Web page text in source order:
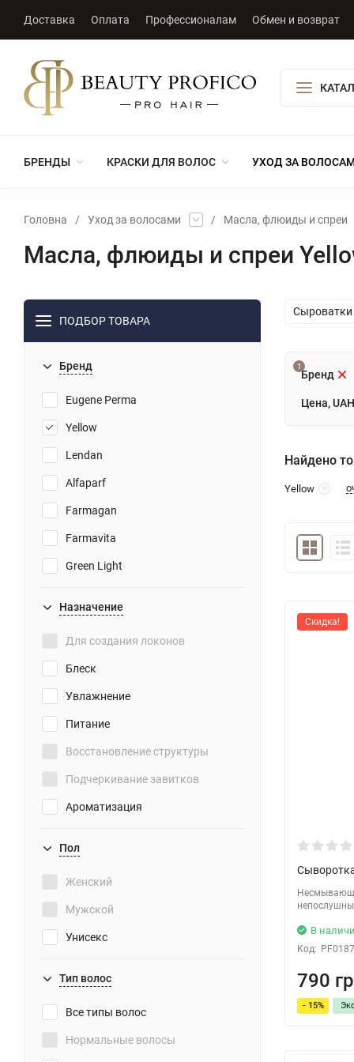
Доставка Оплата Профессионалам Обмен и возврат
БРЕНДЫ КРАСКИ ДЛЯ ВОЛОС УХОД ЗА
Головна / Уход за волосами / Масла, флюиды и спреи
Масла, флюиды и спреи
ПОДБОР ТОВАРА
Бренд
Eugene Perma
Yellow
Lendan
Alfaparf
Farmagan
Farmavita
Green Light
Назначение
Для создания локонов
Блеск
Увлажнение
Питание
Восстановление структуры
Подчеркивание завитков
Ароматизация
Облегчение укладки
Для объема
Против посеченных кончиков
Укрепление
Пол
Женский
Мужской
Унисекс
Тип волос
Все типы волос
Нормальные волосы
Сыроватки
Бренд
1
Цена, UAH
Найдено
Yellow
Скидка!
В
Код:
790
- 15%